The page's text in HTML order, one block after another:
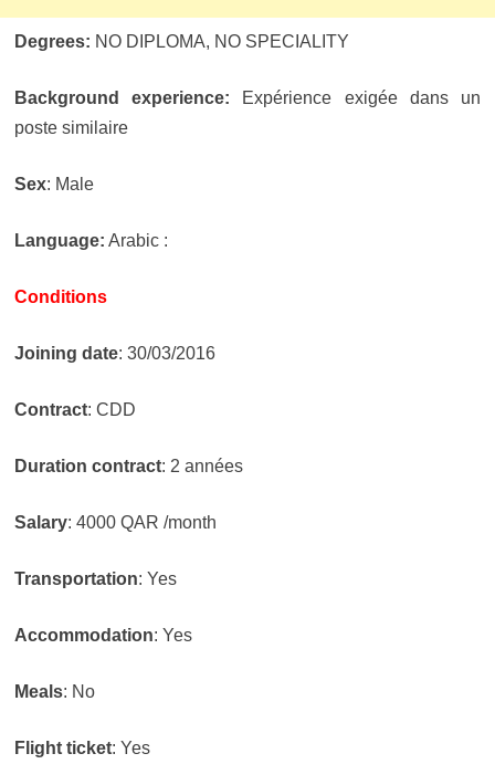
Degrees: NO DIPLOMA, NO SPECIALITY
Background experience: Expérience exigée dans un
poste similaire
Sex: Male
Language: Arabic :
Conditions
Joining date: 30/03/2016
Contract: CDD
Duration contract: 2 années
Salary: 4000 QAR /month
Transportation: Yes
Accommodation: Yes
Meals: No
Flight ticket: Yes